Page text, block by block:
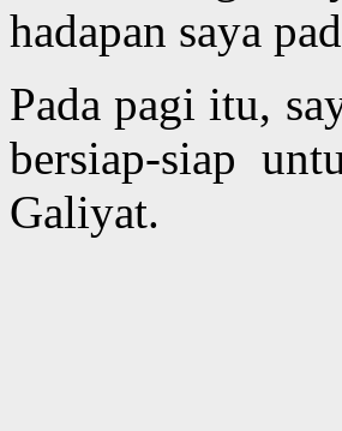
hadapan saya
Pada pagi itu,
bersiap-siap
Galiyat.